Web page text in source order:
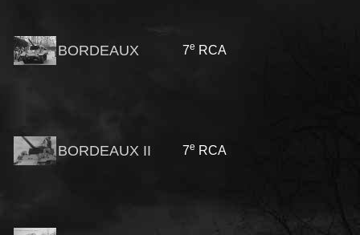
BORDEAUX 7e RCA
BORDEAUX II 7e RCA